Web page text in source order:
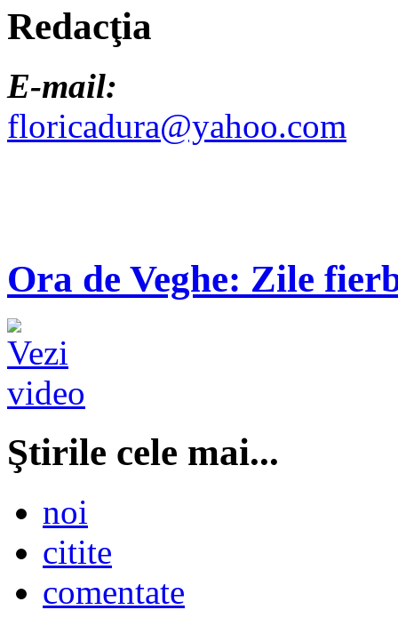
Redacţia
E-mail:
floricadura@yahoo.com
Ora de Veghe: Zile
Ştirile cele mai...
noi
citite
comentate